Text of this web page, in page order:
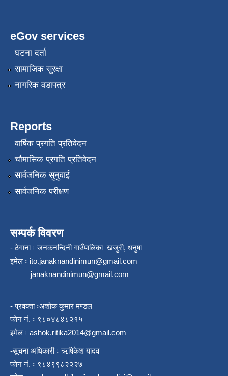
eGov services
घटना दर्ता
सामाजिक सुरक्षा
नागरिक वडापत्र
Reports
वार्षिक प्रगति प्रतिवेदन
चौमासिक प्रगति प्रतिवेदन
सार्वजनिक सुनुवाई
सार्वजनिक परीक्षण
सम्पर्क विवरण
- ठेगाना ः जनकनन्दिनी गाउँपालिका खजुरी, धनुषा
इमेल ः ito.janaknandinimun@gmail.com
janaknandinimun@gmail.com
- प्रवक्ता ःअशोक कुमार मण्डल
फाेन नं. ः ९८०४८४८२१५
इमेल ः ashok.ritika2014@gmail.com
-सूचना अधिकारी ः ऋषिकेश यादव
फाेन नं. ः ९८४९९८२२२७